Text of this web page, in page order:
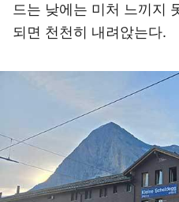
드는 낮에는 미처 느끼지
되면 천천히 내려앉는다.